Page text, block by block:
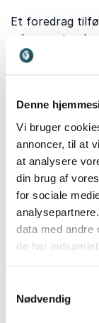
Denne
Vi bruger
annoncer, til at
at analysere
din brug af
for sociale
data med andre
de har
Nødvendig
Et foredrag
ud over
engagement,
besøgende og
derfor blive
jeres messe til
igen.
Hvis jeres
mennesker, er
formidler
adfærd og
nye indsigter i,
Til messer,